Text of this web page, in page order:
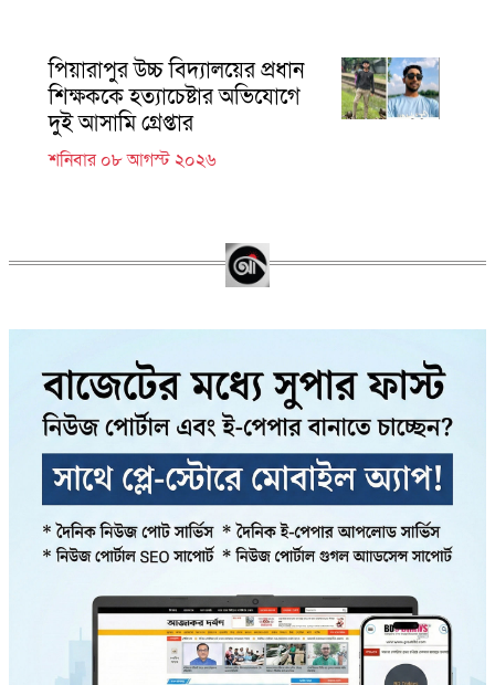
পিয়ারাপুর উচ্চ বিদ্যালয়ের প্রধান
শিক্ষককে হত্যাচেষ্টার অভিযোগে
দুই আসামি গ্রেপ্তার
শনিবার ০৮ আগস্ট ২০২৬